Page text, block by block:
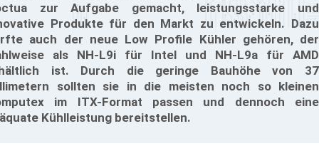
zur Aufgabe gemacht, leistungsstarke und
Produkte für den Markt zu entwickeln. Dazu
auch der neue Low Profile Kühler gehören, der
als NH-L9i für Intel und NH-L9a für AMD
ist. Durch die geringe Bauhöhe von 37
sollten sie in die meisten noch so kleinen
im ITX-Format passen und dennoch eine
Kühlleistung bereitstellen.